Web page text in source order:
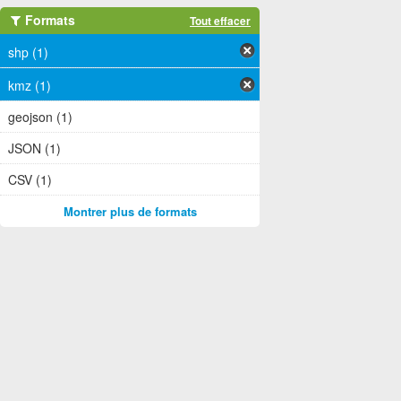
Formats Tout effacer
shp (1)
kmz (1)
geojson (1)
JSON (1)
CSV (1)
Montrer plus de formats